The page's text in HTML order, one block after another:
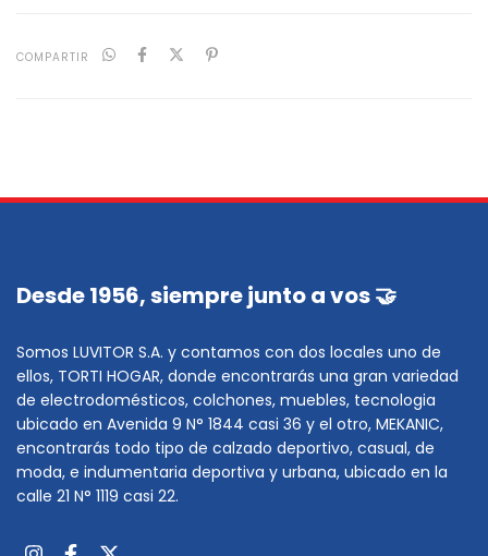
COMPARTIR
Desde 1956, siempre junto a vos 🤝
Somos LUVITOR S.A. y contamos con dos locales uno de
ellos, TORTI HOGAR, donde encontrarás una gran variedad
de electrodomésticos, colchones, muebles, tecnologia
ubicado en Avenida 9 N° 1844 casi 36 y el otro, MEKANIC,
encontrarás todo tipo de calzado deportivo, casual, de
moda, e indumentaria deportiva y urbana, ubicado en la
calle 21 N° 1119 casi 22.